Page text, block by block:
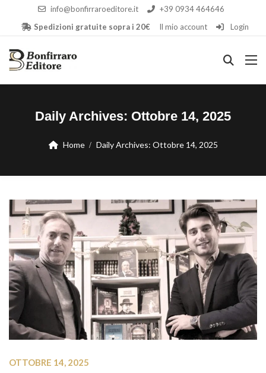
info@bonfirraroeditore.it
+39 0934 464646
Spedizioni gratuite sopra i 20€
Il mio account Login
Daily Archives: Ottobre 14, 2025
Home Daily Archives: Ottobre 14, 2025
OTTOBRE 14, 2025